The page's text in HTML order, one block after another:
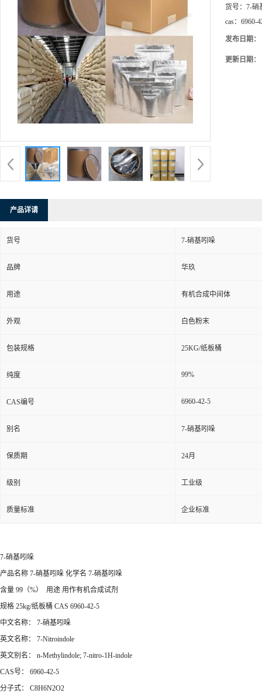
货号： 7-硝
cas： 6960-
发布日期：
更新日期：
产品详请
货号 7-硝基吲哚
品牌 华玖
用途 有机合成中间体
外观 白色粉末
包装规格 25KG/纸板桶
纯度 99%
CAS编号 6960-42-5
别名 7-硝基吲哚
保质期 24月
级别 工业级
质量标准 企业标准
7-硝基吲哚
产品名称 7-硝基吲哚 化学名 7-硝基吲哚
含量 99（%） 用途 用作有机合成试剂
规格 25kg/纸板桶 CAS 6960-42-5
中文名称： 7-硝基吲哚
英文名称： 7-Nitroindole
英文别名： n-Methylindole; 7-nitro-1H-indole
CAS号： 6960-42-5
分子式： C8H6N2O2